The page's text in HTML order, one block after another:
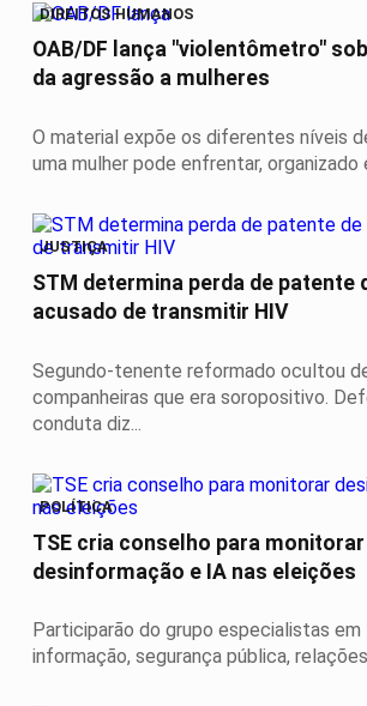
DIREITOS HUMANOS
OAB/DF lança "violentômetro"
da agressão a mulheres
O material expõe os diferentes níveis
uma mulher pode enfrentar, organizado
JUSTIÇA
STM determina perda de patente
acusado de transmitir HIV
Segundo-tenente reformado ocultou
companheiras que era soropositivo.
conduta diz...
POLÍTICA
TSE cria conselho para monitorar
desinformação e IA nas eleições
Participarão do grupo especialistas
informação, segurança pública,